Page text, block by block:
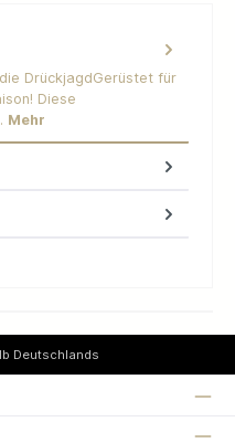
DrückjagdGerüstet für
Diese
Mehr
Deutschlands